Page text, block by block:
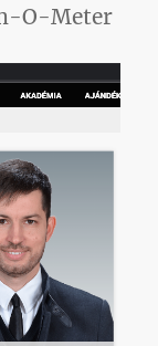
O-Meter